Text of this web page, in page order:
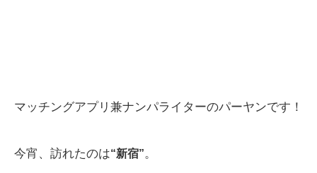
マッチングアプリ兼ナンパライターのパーヤンです！
今宵、訪れたのは“新宿”。